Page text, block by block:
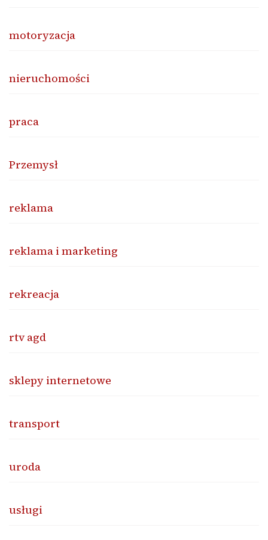
motoryzacja
nieruchomości
praca
Przemysł
reklama
reklama i marketing
rekreacja
rtv agd
sklepy internetowe
transport
uroda
usługi